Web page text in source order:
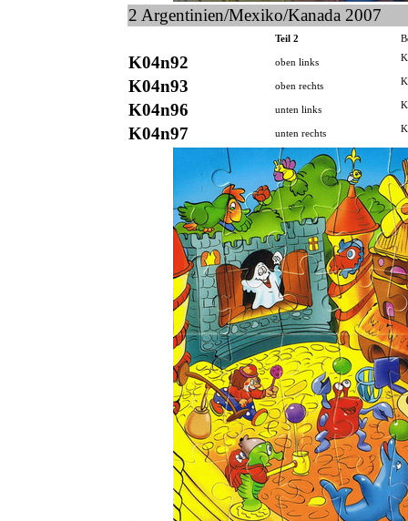
2 Argentinien/Mexiko/Kanada 2007
Teil 2
K04n92 oben links
K04n93 oben rechts
K04n96 unten links
K04n97 unten rechts